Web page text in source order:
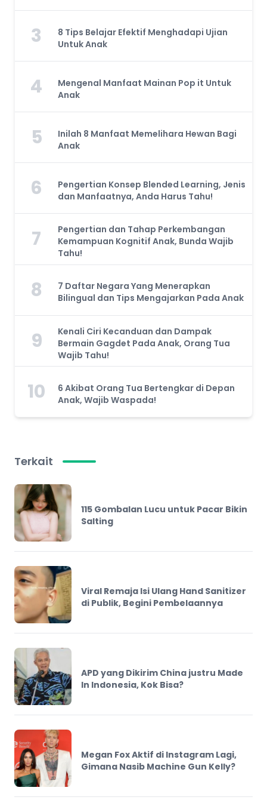
3
8 Tips Belajar Efektif Menghadapi Ujian
Untuk Anak
4
Mengenal Manfaat Mainan Pop it Untuk
Anak
5
Inilah 8 Manfaat Memelihara Hewan Bagi
Anak
6
Pengertian Konsep Blended Learning, Jenis
dan Manfaatnya, Anda Harus Tahu!
7
Pengertian dan Tahap Perkembangan
Kemampuan Kognitif Anak, Bunda Wajib
Tahu!
8
7 Daftar Negara Yang Menerapkan
Bilingual dan Tips Mengajarkan Pada Anak
9
Kenali Ciri Kecanduan dan Dampak
Bermain Gagdet Pada Anak, Orang Tua
Wajib Tahu!
10
6 Akibat Orang Tua Bertengkar di Depan
Anak, Wajib Waspada!
Terkait
115 Gombalan Lucu untuk Pacar Bikin
Salting
Viral Remaja Isi Ulang Hand Sanitizer
di Publik, Begini Pembelaannya
APD yang Dikirim China justru Made
In Indonesia, Kok Bisa?
Megan Fox Aktif di Instagram Lagi,
Gimana Nasib Machine Gun Kelly?